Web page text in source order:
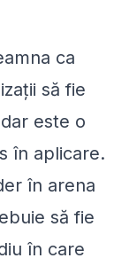
ca
să fie
este o
în aplicare.
în arena
să fie
în care